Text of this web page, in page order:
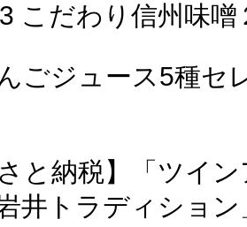
こだわり信州味噌
ごジュース5種
さと納税】「ツイ
井トラディショ